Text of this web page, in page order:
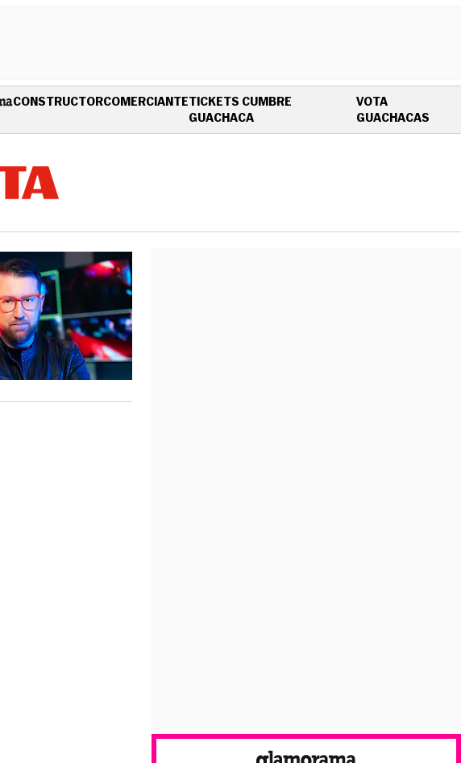
CONSTRUCTORCOMERCIANTETICKETS CUMBRE
GUACHACAOPENS IN NEW WINDOW
VOTA
GUACHACAS